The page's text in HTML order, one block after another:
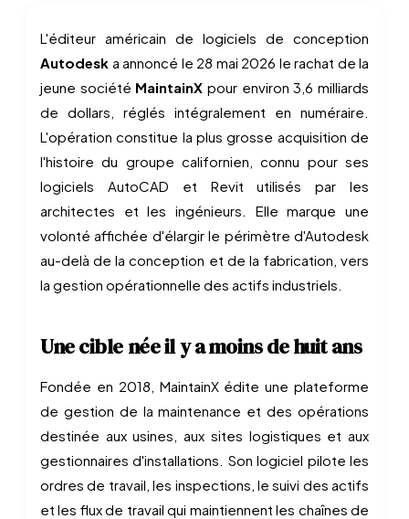
L'éditeur américain de logiciels de conception
Autodesk a annoncé le 28 mai 2026 le rachat de la
jeune société MaintainX pour environ 3,6 milliards
de dollars, réglés intégralement en numéraire.
L'opération constitue la plus grosse acquisition de
l'histoire du groupe californien, connu pour ses
logiciels AutoCAD et Revit utilisés par les
architectes et les ingénieurs. Elle marque une
volonté affichée d'élargir le périmètre d'Autodesk
au-delà de la conception et de la fabrication, vers
la gestion opérationnelle des actifs industriels.
Une cible née il y a moins de huit ans
Fondée en 2018, MaintainX édite une plateforme
de gestion de la maintenance et des opérations
destinée aux usines, aux sites logistiques et aux
gestionnaires d'installations. Son logiciel pilote les
ordres de travail, les inspections, le suivi des actifs
et les flux de travail qui maintiennent les chaînes de